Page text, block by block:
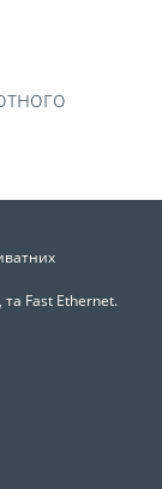
та Fast Ethernet.